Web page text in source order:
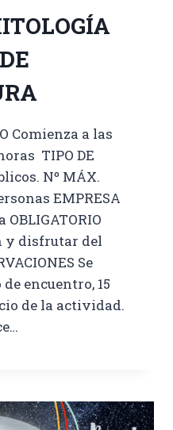
Comienza a las
TIPO DE
Nº MÁX.
EMPRESA
y disfrutar del
Se
encuentro, 15
de la actividad.